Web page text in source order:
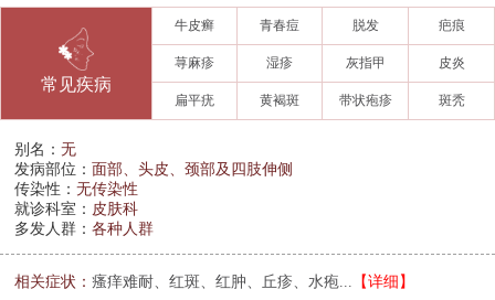
常见疾病
牛皮癣 青春痘 脱发 疤痕
荨麻疹 湿疹 灰指甲 皮炎
扁平疣 黄褐斑 带状疱疹 斑秃
别名：无
发病部位：面部、头皮、颈部及四肢伸侧
传染性：无传染性
就诊科室： 皮肤科
多发人群：各种人群
相关症状：瘙痒难耐、红斑、红肿、丘疹、水疱... 【详细】